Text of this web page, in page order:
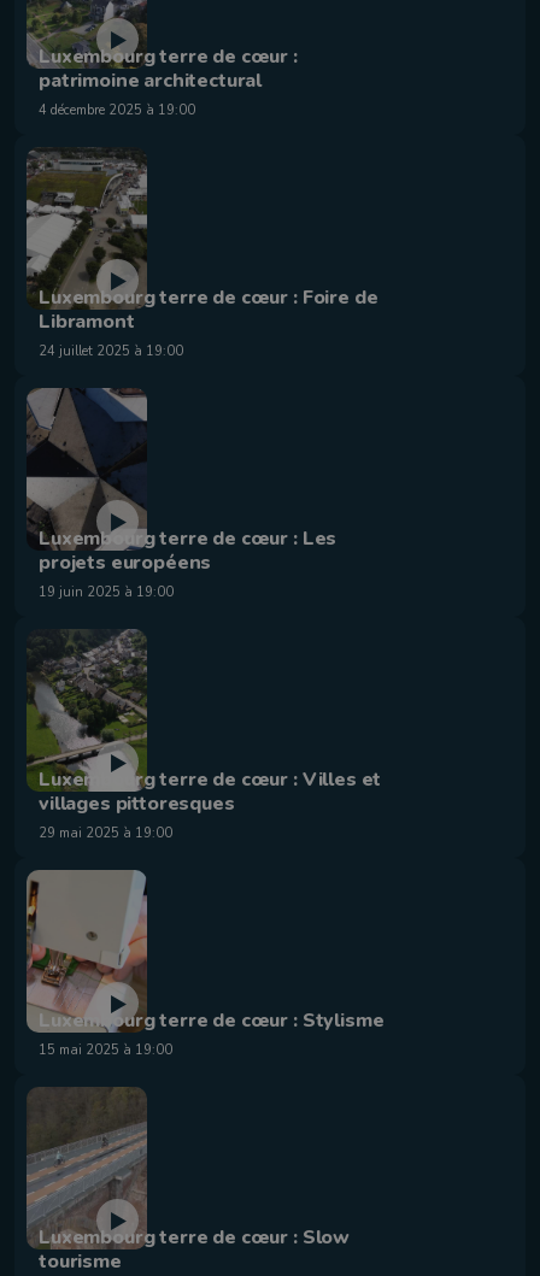
Luxembourg terre de cœur :
patrimoine architectural
4 décembre 2025 à 19:00
Luxembourg terre de cœur : Foire de
Libramont
24 juillet 2025 à 19:00
Luxembourg terre de cœur : Les
projets européens
19 juin 2025 à 19:00
Luxembourg terre de cœur : Villes et
villages pittoresques
29 mai 2025 à 19:00
Luxembourg terre de cœur : Stylisme
15 mai 2025 à 19:00
Luxembourg terre de cœur : Slow
tourisme